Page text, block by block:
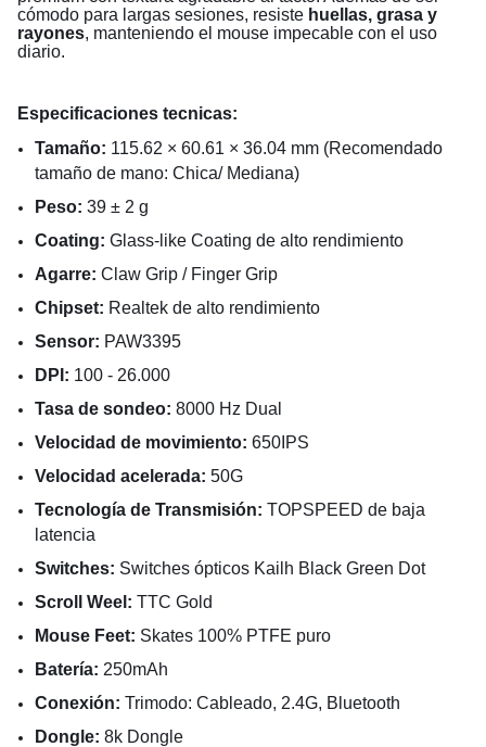
cómodo para largas sesiones, resiste huellas, grasa y
rayones, manteniendo el mouse impecable con el uso
diario.
Especificaciones tecnicas:
Tamaño: 115.62 × 60.61 × 36.04 mm (Recomendado
tamaño de mano: Chica/ Mediana)
Peso: 39 ± 2 g
Coating: Glass-like Coating de alto rendimiento
Agarre: Claw Grip / Finger Grip
Chipset: Realtek de alto rendimiento
Sensor: PAW3395
DPI: 100 - 26.000
Tasa de sondeo: 8000 Hz Dual
Velocidad de movimiento: 650IPS
Velocidad acelerada: 50G
Tecnología de Transmisión: TOPSPEED de baja
latencia
Switches: Switches ópticos Kailh Black Green Dot
Scroll Weel: TTC Gold
Mouse Feet: Skates 100% PTFE puro
Batería: 250mAh
Conexión: Trimodo: Cableado, 2.4G, Bluetooth
Dongle: 8k Dongle